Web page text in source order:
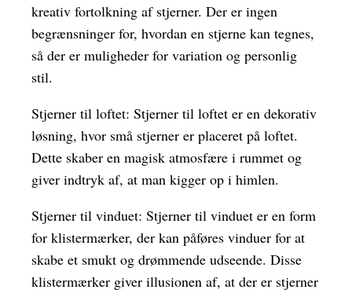
kreativ fortolkning af stjerner. Der er ingen
begrænsninger for, hvordan en stjerne kan tegnes,
så der er muligheder for variation og personlig
stil.
Stjerner til loftet: Stjerner til loftet er en dekorativ
løsning, hvor små stjerner er placeret på loftet.
Dette skaber en magisk atmosfære i rummet og
giver indtryk af, at man kigger op i himlen.
Stjerner til vinduet: Stjerner til vinduet er en form
for klistermærker, der kan påføres vinduer for at
skabe et smukt og drømmende udseende. Disse
klistermærker giver illusionen af, at der er stjerner